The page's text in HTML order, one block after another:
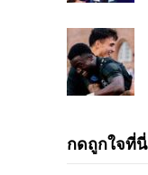
กดถูกใจที่นี่